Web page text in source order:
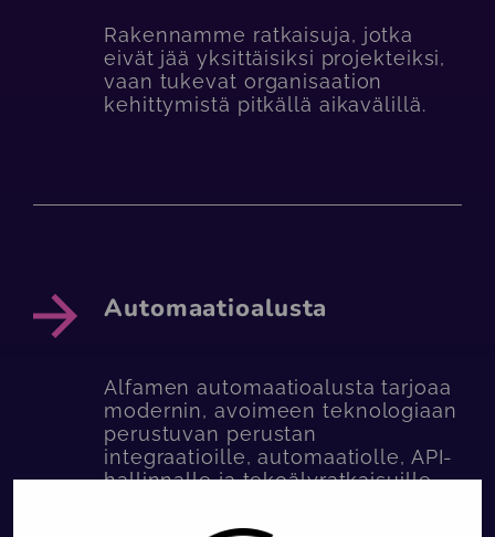
Rakennamme ratkaisuja, jotka
eivät jää yksittäisiksi projekteiksi,
vaan tukevat organisaation
kehittymistä pitkällä aikavälillä.
Automaatioalusta
Alfamen automaatioalusta tarjoaa
modernin, avoimeen teknologiaan
perustuvan perustan
integraatioille, automaatiolle, API-
hallinnalle ja tekoälyratkaisuille